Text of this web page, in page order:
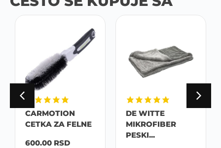
CARMOTION
CETKA ZA FELNE
600.00 RSD
DE WITTE
MIKROFIBER
PESKI...